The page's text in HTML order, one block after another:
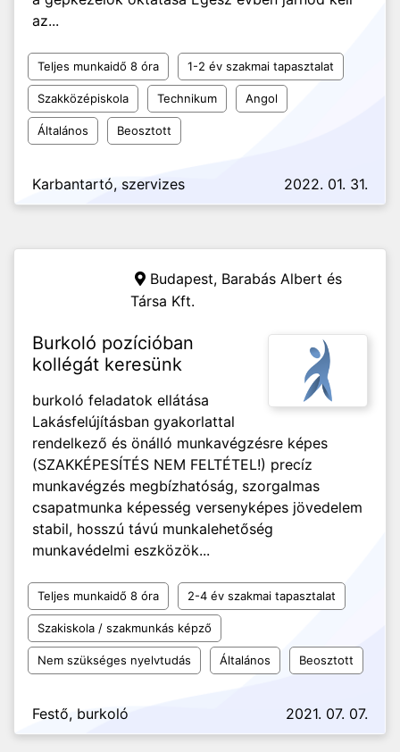
az...
Teljes munkaidő 8 óra 1-2 év szakmai tapasztalat
Szakközépiskola Technikum Angol
Általános Beosztott
Karbantartó, szervizes 2022. 01. 31.
Budapest, Barabás Albert és
Társa Kft.
Burkoló pozícióban
kollégát keresünk
burkoló feladatok ellátása
Lakásfelújításban gyakorlattal
rendelkező és önálló munkavégzésre képes
(SZAKKÉPESÍTÉS NEM FELTÉTEL!) precíz
munkavégzés megbízhatóság, szorgalmas
csapatmunka képesség versenyképes jövedelem
stabil, hosszú távú munkalehetőség
munkavédelmi eszközök...
Teljes munkaidő 8 óra 2-4 év szakmai tapasztalat
Szakiskola / szakmunkás képző
Nem szükséges nyelvtudás Általános Beosztott
Festő, burkoló 2021. 07. 07.